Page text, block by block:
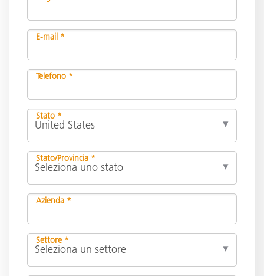
E-mail *
Telefono *
Stato *
Stato/Provincia *
Azienda *
Settore *